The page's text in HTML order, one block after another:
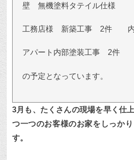
壁 無機塗料タテイル仕様
工務店様 新築工事 2件 内
アパート内部塗装工事 2件
の予定となっています。
3月も、たくさんの現場を早く仕
つ一つのお客様のお家をしっか
す。